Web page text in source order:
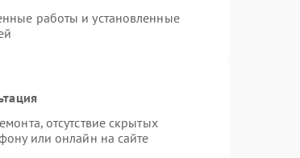
работы и установленные
отсутствие скрытых
или онлайн на сайте